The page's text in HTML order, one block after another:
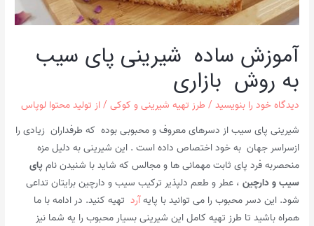
آموزش ساده شیرینی پای سیب
به روش بازاری
دیدگاه‌ خود را بنویسید/ طرز تهیه شیرینی و کوکی/ از تولید محتوا لوپاس
شیرینی پای سیب از دسرهای معروف و محبوبی بوده که طرفداران زیادی را
ازسراسر جهان به خود اختصاص داده است . این شیرینی به دلیل مزه
منحصربه فرد پای ثابت مهمانی ها و مجالس که شاید با شنیدن نامپای
سیب و دارچین ، عطر و طعم دلپذیر ترکیب سیب و دارچین برایتان تداعی
شود. این دسر محبوب را می توانید با پایهآرد تهیه کنید. در ادامه با ما
همراه باشید تا طرز تهیه کامل این شیرینی بسیار محبوب را یه شما نیز